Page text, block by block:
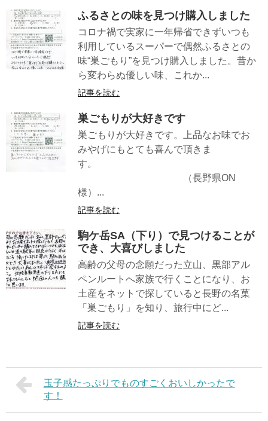
ふるさとの味を見つけ購入しました
コロナ禍で実家に一年帰省できずいつも
利用しているスーパーで偶然ふるさとの
味“巣ごもり”を見つけ購入しました。昔か
ら変わらぬ優しい味、これか...
記事を読む
巣ごもりが大好きです
巣ごもりが大好きです。上品なお味でお
みやげにもとても喜んで頂きま
す。
（長野県ON
様）...
記事を読む
駒ケ岳SA（下り）で見つけることが
でき、大喜びしました
高齢の父母の念願だった立山、黒部アル
ペンルートへ家族で行くことになり、お
土産をネットで探していると長野の名菓
「巣ごもり」を知り、旅行中にど...
記事を読む
玉子感たっぷりでものすごくおいしかったで
す！